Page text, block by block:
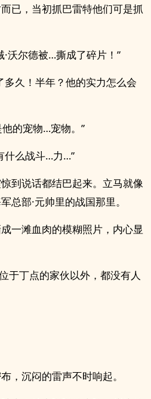
已，当初抓巴雷特他们可是抓
·沃尔德被…撕成了碎片！”
多久！半年？他的实力怎么会
的宠物…宠物。”
什么战斗…力…”
到说话都结巴起来。立马就像
总部·元帅里的战国那里。
一滩血肉的模糊照片，内心显
于丁点的家伙以外，都没有人
，沉闷的雷声不时响起。